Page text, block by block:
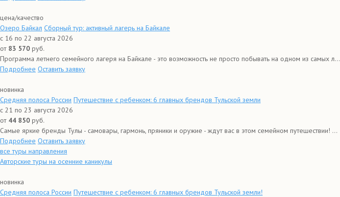
цена/качество
Озеро Байкал Сборный тур: активный лагерь на Байкале
с 16 по 22 августа 2026
от 83 570 руб.
Программа летнего семейного лагеря на Байкале - это возможность не просто побывать на одном из самых л...
Подробнее Оставить заявку
новинка
Средняя полоса России Путешествие с ребенком: 6 главных брендов Тульской земли
с 21 по 23 августа 2026
от 44 850 руб.
Самые яркие бренды Тулы - самовары, гармонь, пряники и оружие - ждут вас в этом семейном путешествии! ...
Подробнее Оставить заявку
все туры направления
Авторские туры на осенние каникулы
новинка
Средняя полоса России Путешествие с ребенком: 6 главных брендов Тульской земли!